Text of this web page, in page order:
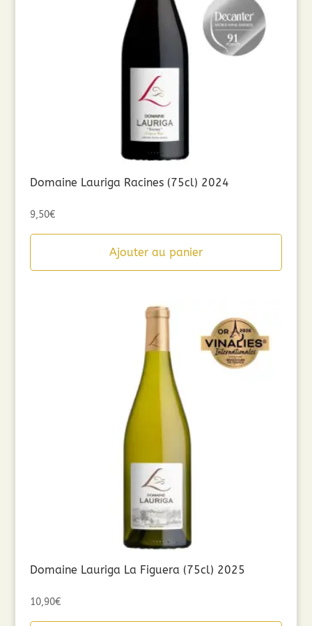
Domaine Lauriga Racines (75cl) 2024
9,50€
Ajouter au panier
Domaine Lauriga La Figuera (75cl) 2025
10,90€